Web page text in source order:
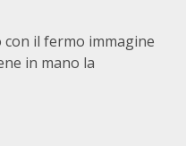
il fermo immagine
in mano la